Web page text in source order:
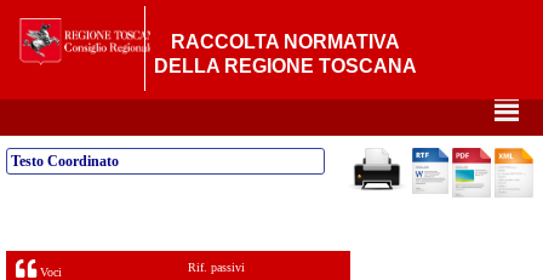
RACCOLTA NORMATIVA
DELLA REGIONE TOSCANA
²
Testo Coordinato
Voci Rif. passivi